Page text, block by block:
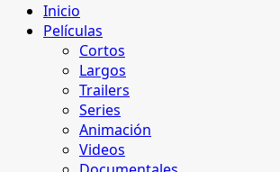
Inicio
Películas
Cortos
Largos
Trailers
Series
Animación
Videos